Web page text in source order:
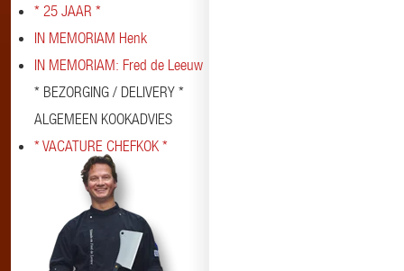
* 25 JAAR *
IN MEMORIAM Henk
IN MEMORIAM: Fred de Leeuw
* BEZORGING / DELIVERY *
ALGEMEEN KOOKADVIES
* VACATURE CHEFKOK *